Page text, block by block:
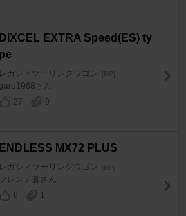
DIXCEL EXTRA Speed(ES) ty
pe
レガシィツーリングワゴン [BP]
garo1968さん
27
0
ENDLESS MX72 PLUS
レガシィツーリングワゴン [BP]
フレンチ蒼さん
8
1